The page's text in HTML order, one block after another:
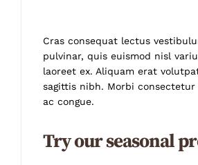
Cras consequat lectus
pulvinar, quis euismod nisl
laoreet ex. Aliquam erat
sagittis nibh. Morbi
ac congue.
Try our seasonal